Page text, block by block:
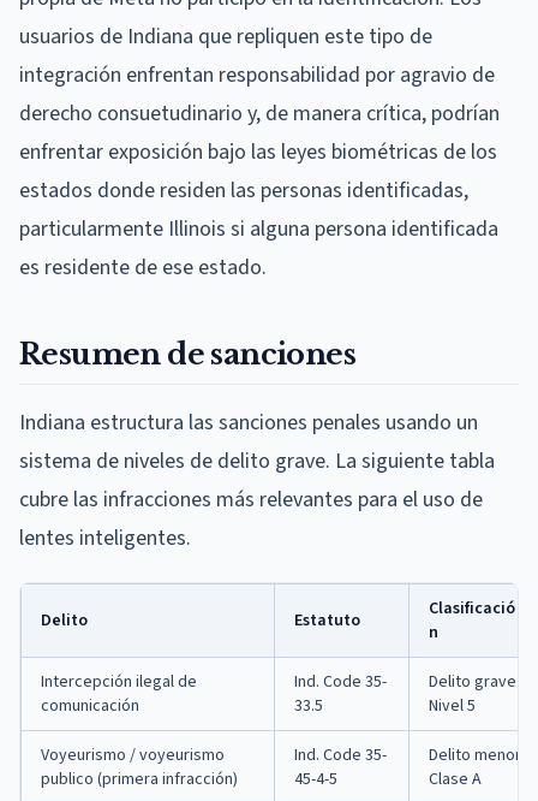
usuarios de Indiana que repliquen este tipo de
integración enfrentan responsabilidad por agravio de
derecho consuetudinario y, de manera crítica, podrían
enfrentar exposición bajo las leyes biométricas de los
estados donde residen las personas identificadas,
particularmente Illinois si alguna persona identificada
es residente de ese estado.
Resumen de sanciones
Indiana estructura las sanciones penales usando un
sistema de niveles de delito grave. La siguiente tabla
cubre las infracciones más relevantes para el uso de
lentes inteligentes.
Delito Estatuto
Clasificació
n
Intercepción ilegal de
comunicación
Ind. Code 35-
33.5
Delito grave
Nivel 5
Voyeurismo / voyeurismo
publico (primera infracción)
Ind. Code 35-
45-4-5
Delito menor
Clase A